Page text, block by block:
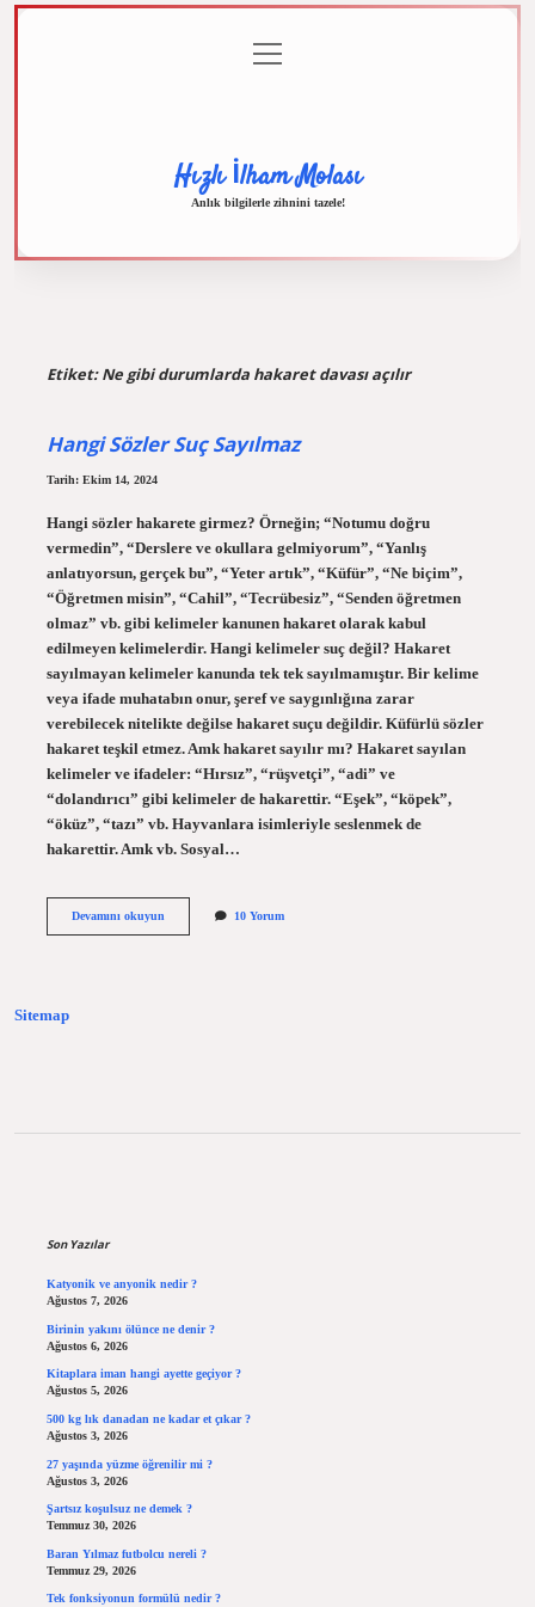
menüyü
aç
Hızlı İlham Molası
Anlık bilgilerle zihnini tazele!
Etiket:Ne gibi durumlarda hakaret davası açılır
Hangi Sözler Suç Sayılmaz
Tarih: Ekim 14, 2024
Hangi sözler hakarete girmez? Örneğin; “Notumu doğru
vermedin”, “Derslere ve okullara gelmiyorum”, “Yanlış
anlatıyorsun, gerçek bu”, “Yeter artık”, “Küfür”, “Ne biçim”,
“Öğretmen misin”, “Cahil”, “Tecrübesiz”, “Senden öğretmen
olmaz” vb. gibi kelimeler kanunen hakaret olarak kabul
edilmeyen kelimelerdir. Hangi kelimeler suç değil? Hakaret
sayılmayan kelimeler kanunda tek tek sayılmamıştır. Bir kelime
veya ifade muhatabın onur, şeref ve saygınlığına zarar
verebilecek nitelikte değilse hakaret suçu değildir. Küfürlü sözler
hakaret teşkil etmez. Amk hakaret sayılır mı? Hakaret sayılan
kelimeler ve ifadeler: “Hırsız”, “rüşvetçi”, “adi” ve
“dolandırıcı” gibi kelimeler de hakarettir. “Eşek”, “köpek”,
“öküz”, “tazı” vb. Hayvanlara isimleriyle seslenmek de
hakarettir. Amk vb. Sosyal…
Devamını okuyunHangi
10 Yorum
Sitemap
Son Yazılar
Katyonik ve anyonik nedir ?
Ağustos 7, 2026
Birinin yakını ölünce ne denir ?
Ağustos 6, 2026
Kitaplara iman hangi ayette geçiyor ?
Ağustos 5, 2026
500 kg lık danadan ne kadar et çıkar ?
Ağustos 3, 2026
27 yaşında yüzme öğrenilir mi ?
Ağustos 3, 2026
Şartsız koşulsuz ne demek ?
Temmuz 30, 2026
Baran Yılmaz futbolcu nereli ?
Temmuz 29, 2026
Tek fonksiyonun formülü nedir ?